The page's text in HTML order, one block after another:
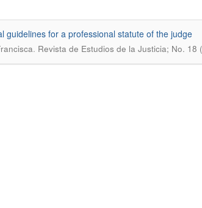
guidelines for a professional statute of the judge
. Revista de Estudios de la Justicia; No. 18